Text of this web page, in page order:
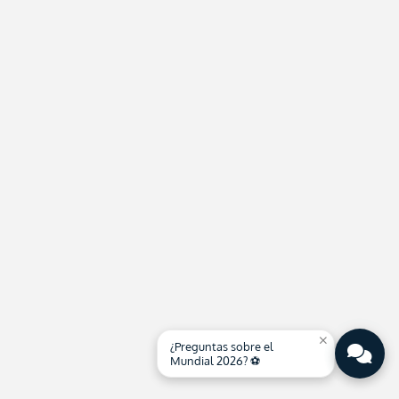
close
¿Preguntas sobre el
Mundial 2026? ⚽